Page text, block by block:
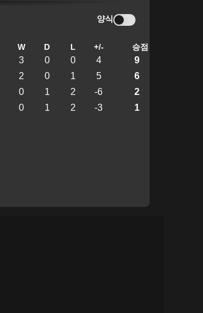
양식
W D L +/- 승점
3 0 0 4 9
2 0 1 5 6
0 1 2 -6 2
0 1 2 -3 1